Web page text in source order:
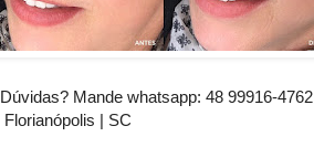
Dúvidas? Mande whatsapp: 48 99916-4762
Florianópolis | SC